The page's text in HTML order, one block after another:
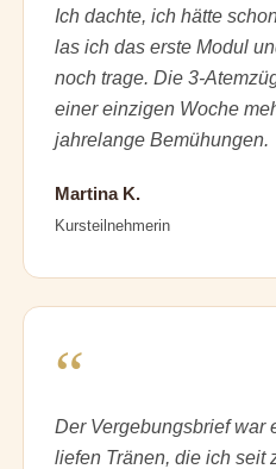
Ich dachte, ich hätte
las ich das erste Modul
noch trage. Die 3-
einer einzigen Woche
jahrelange Bemühungen.
Martina K.
Kursteilnehmerin
“
Der Vergebungsbrief war
liefen Tränen, die ich seit